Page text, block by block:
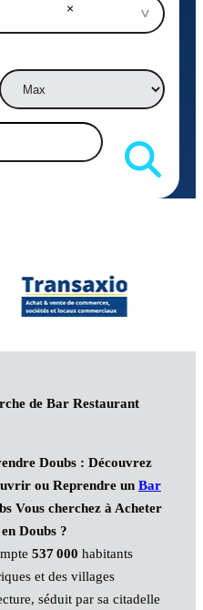
de Bar Restaurant
Doubs : Découvrez
ou Reprendre un Bar
Vous cherchez à Acheter
Doubs ?
537 000 habitants
et des villages
séduit par sa citadelle